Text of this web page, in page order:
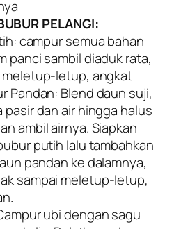
PELANGI:
campur semua bahan
panci sambil diaduk rata,
meletup-letup, angkat
Pandan: Blend daun suji,
dan air hingga halus
ambil airnya. Siapkan
putih lalu tambahkan
pandan ke dalamnya,
sampai meletup-letup,
ubi dengan sagu